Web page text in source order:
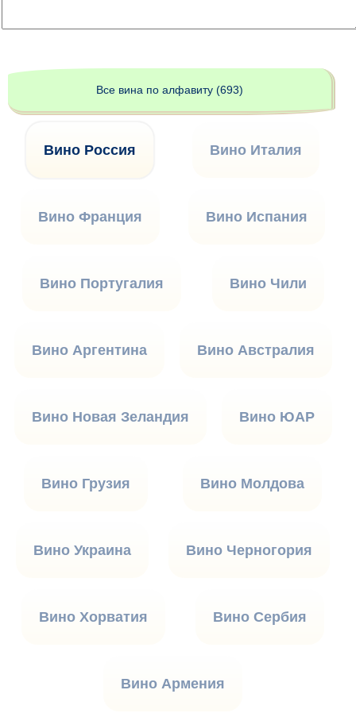
Все вина по алфавиту (693)
Вино Италия
Вино Франция Вино Испания
Вино Россия
Вино Португалия Вино Чили
Вино Аргентина Вино Австралия
Вино Новая Зеландия Вино ЮАР
Вино Грузия Вино Молдова
Вино Украина Вино Черногория
Вино Хорватия Вино Сербия
Вино Армения